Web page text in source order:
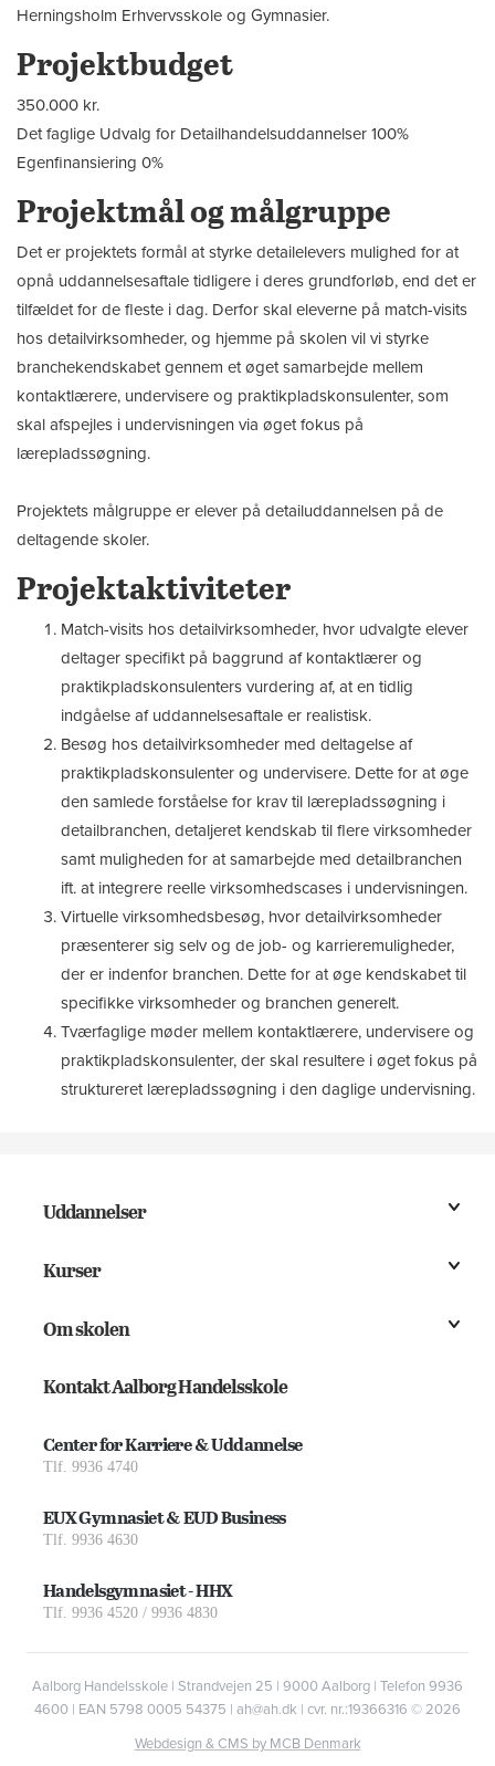
Herningsholm Erhvervsskole og Gymnasier.
Projektbudget
350.000 kr.
Det faglige Udvalg for Detailhandelsuddannelser 100%
Egenfinansiering 0%
Projektmål og målgruppe
Det er projektets formål at styrke detailelevers mulighed for at
opnå uddannelsesaftale tidligere i deres grundforløb, end det er
tilfældet for de fleste i dag. Derfor skal eleverne på match-visits
hos detailvirksomheder, og hjemme på skolen vil vi styrke
branchekendskabet gennem et øget samarbejde mellem
kontaktlærere, undervisere og praktikpladskonsulenter, som
skal afspejles i undervisningen via øget fokus på
lærepladssøgning.
Projektets målgruppe er elever på detailuddannelsen på de
deltagende skoler.
Projektaktiviteter
Match-visits hos detailvirksomheder, hvor udvalgte elever
deltager specifikt på baggrund af kontaktlærer og
praktikpladskonsulenters vurdering af, at en tidlig
indgåelse af uddannelsesaftale er realistisk.
Besøg hos detailvirksomheder med deltagelse af
praktikpladskonsulenter og undervisere. Dette for at øge
den samlede forståelse for krav til lærepladssøgning i
detailbranchen, detaljeret kendskab til flere virksomheder
samt muligheden for at samarbejde med detailbranchen
ift. at integrere reelle virksomhedscases i undervisningen.
Virtuelle virksomhedsbesøg, hvor detailvirksomheder
præsenterer sig selv og de job- og karrieremuligheder,
der er indenfor branchen. Dette for at øge kendskabet til
specifikke virksomheder og branchen generelt.
Tværfaglige møder mellem kontaktlærere, undervisere og
praktikpladskonsulenter, der skal resultere i øget fokus på
struktureret lærepladssøgning i den daglige undervisning.
Uddannelser
Kurser
Om skolen
Kontakt Aalborg Handelsskole
Center for Karriere & Uddannelse
Tlf. 9936 4740
EUX Gymnasiet & EUD Business
Tlf. 9936 4630
Handelsgymnasiet - HHX
Tlf. 9936 4520 / 9936 4830
Aalborg Handelsskole | Strandvejen 25 | 9000 Aalborg | Telefon 9936
4600 | EAN 5798 0005 54375 | ah@ah.dk | cvr. nr.:19366316 © 2026
Webdesign & CMS by MCB Denmark